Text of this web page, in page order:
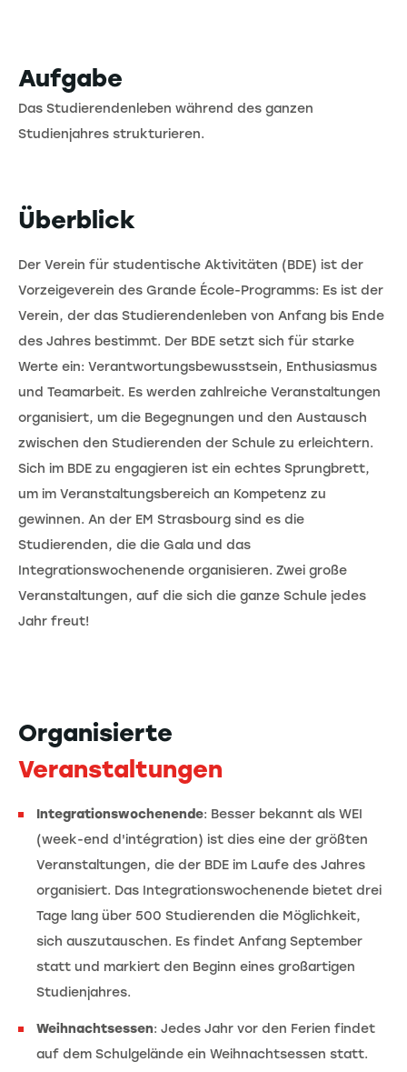
Aufgabe
Das Studierendenleben während des ganzen
Studienjahres strukturieren.
Überblick
Der Verein für studentische Aktivitäten (BDE) ist der
Vorzeigeverein des Grande École-Programms: Es ist der
Verein, der das Studierendenleben von Anfang bis Ende
des Jahres bestimmt. Der BDE setzt sich für starke
Werte ein: Verantwortungsbewusstsein, Enthusiasmus
und Teamarbeit. Es werden zahlreiche Veranstaltungen
organisiert, um die Begegnungen und den Austausch
zwischen den Studierenden der Schule zu erleichtern.
Sich im BDE zu engagieren ist ein echtes Sprungbrett,
um im Veranstaltungsbereich an Kompetenz zu
gewinnen. An der EM Strasbourg sind es die
Studierenden, die die Gala und das
Integrationswochenende organisieren. Zwei große
Veranstaltungen, auf die sich die ganze Schule jedes
Jahr freut!
Organisierte
Veranstaltungen
Integrationswochenende: Besser bekannt als WEI
(week-end d'intégration) ist dies eine der größten
Veranstaltungen, die der BDE im Laufe des Jahres
organisiert. Das Integrationswochenende bietet drei
Tage lang über 500 Studierenden die Möglichkeit,
sich auszutauschen. Es findet Anfang September
statt und markiert den Beginn eines großartigen
Studienjahres.
Weihnachtsessen: Jedes Jahr vor den Ferien findet
auf dem Schulgelände ein Weihnachtsessen statt.